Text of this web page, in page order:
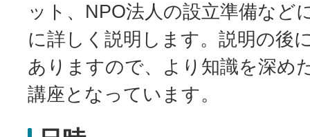
ット、NPO法人の設立準備など
に詳しく説明します。説明の後
ありますので、より知識を深め
講座となっています。